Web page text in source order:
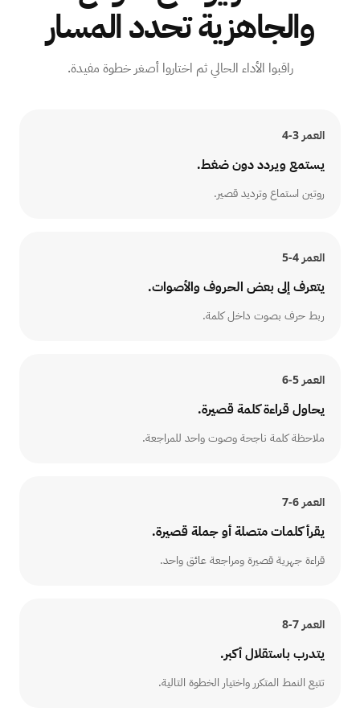
والجاهزية تحدد المسار
راقبوا الأداء الحالي ثم اختاروا أصغر خطوة مفيدة.
العمر 3-4
يستمع ويردد دون ضغط.
روتين استماع وترديد قصير.
العمر 4-5
يتعرف إلى بعض الحروف والأصوات.
ربط حرف بصوت داخل كلمة.
العمر 5-6
يحاول قراءة كلمة قصيرة.
ملاحظة كلمة ناجحة وصوت واحد للمراجعة.
العمر 6-7
يقرأ كلمات متصلة أو جملة قصيرة.
قراءة جهرية قصيرة ومراجعة عائق واحد.
العمر 7-8
يتدرب باستقلال أكبر.
تتبع النمط المتكرر واختيار الخطوة التالية.